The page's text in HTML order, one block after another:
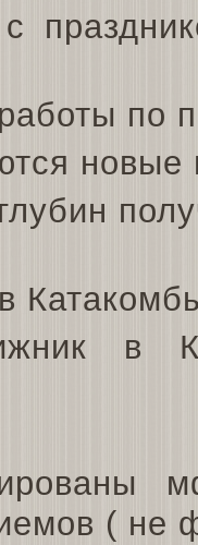
по
новые
в
( не